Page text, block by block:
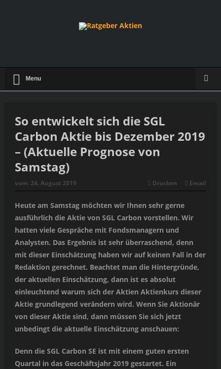
Menu
So entwickelt sich die SGL
Carbon Aktie bis Dezember 2019
– (Aktuelle Prognose von
Samstag)
vom: 24. August 2019 Drucken Email
Heute am Samstag möchten wir Ihnen sehr gerne
ausführlich die Aktie von SGL Carbon vorstellen. Wir
hatten viele Gespräche mit Fondsmanagern und
Analysten. Das Ergebnis ist sehr überraschend, denn
mit dieser Einschätzung haben wir auf keinen Fall in der
Redaktion gerechnet. Beachtet man die Hintergründe,
der aktuellen Einschätzung, dann ist es absolut
einleuchtend warum sich der Aktien Aktienkurs dieser
Aktie grundlegend verändern wird. Wenn Sie Aktionär
von dieser Aktie sind, dann müssen Sie sich jetzt
unbedingt die aktuelle Einschätzung anschauen:
Denn die SGL Carbon SE ist mit einem guten ersten
Quartal in das Geschäftsjahr 2019 gestartet. Ein